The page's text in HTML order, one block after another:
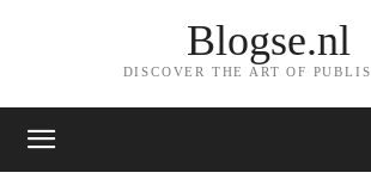
Blogse.nl
DISCOVER THE ART OF